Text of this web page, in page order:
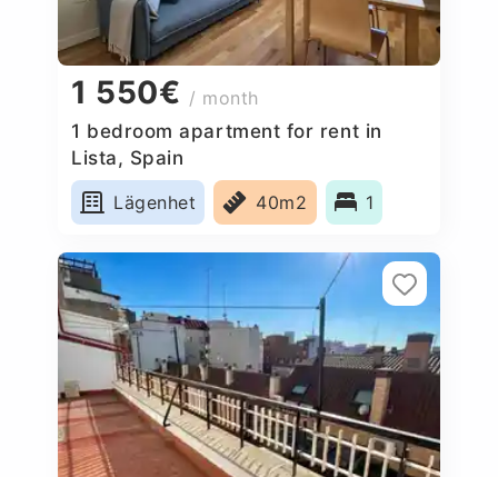
1 550€ / month
1 bedroom apartment for rent in
Lista, Spain
Lägenhet
40m2 1